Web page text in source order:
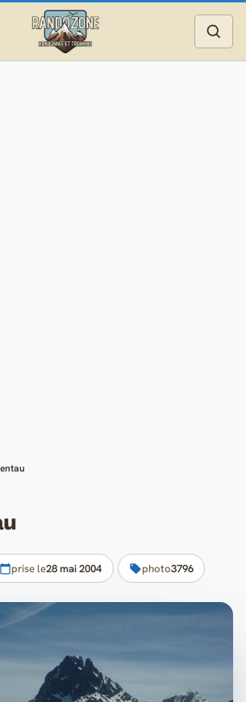
prise le28 mai 2004 photo3796